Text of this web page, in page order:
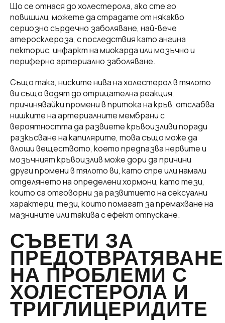
Що се отнася до холестерола, ако сте го
повишили, можете да страдате от някакво
сериозно сърдечно заболяване, най-вече
атеросклероза, с последствия като ангина
пекторис, инфаркт на миокарда или мозъчно и
периферно артериално заболяване.
Също така, ниските нива на холестерол в тялото
ви също водят до отрицателна реакция,
причинявайки промени в притока на кръв, отслабва
нишките на артериалните мембрани с
вероятността да развиете кръвоизливи поради
разкъсване на капилярите, това също може да
влоши веществото, което предпазва нервите и
мозъчният кръвоизлив може дори да причини
други промени в тялото ви, като спре или намали
отделянето на определени хормони, като тези,
които са отговорни за развитието на сексуални
характери, тези, които помагат за премахване на
мазнините или такива с ефект отпускане.
СЪВЕТИ ЗА
ПРЕДОТВРАТЯВАНЕ
НА ПРОБЛЕМИ С
ХОЛЕСТЕРОЛА И
ТРИГЛИЦЕРИДИТЕ